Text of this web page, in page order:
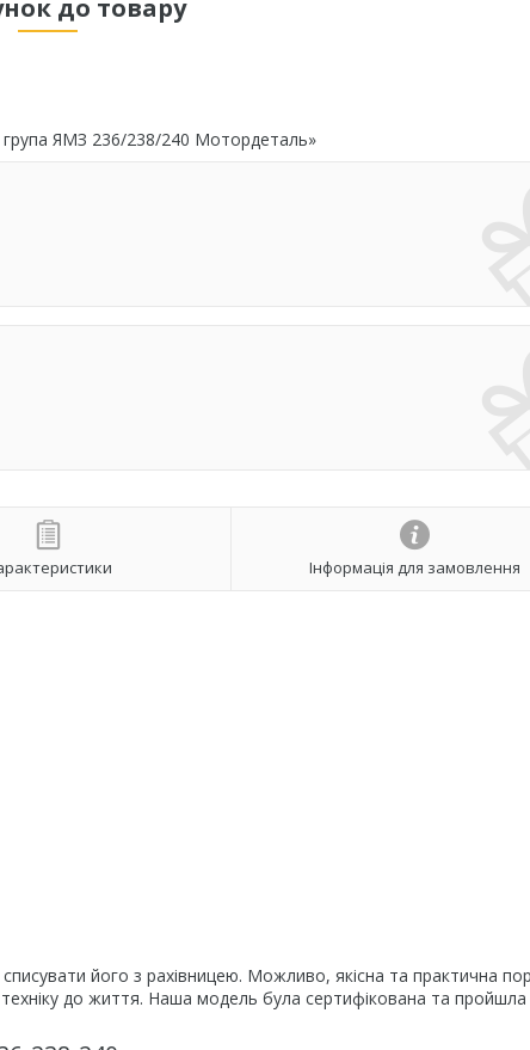
до товару
ЯМЗ 236/238/240 Мотордеталь»
Інформація для замовлення
його з рахівницею. Можливо, якісна та практична
до життя. Наша модель була сертифікована та пройшла